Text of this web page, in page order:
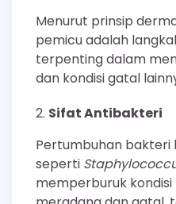
Menurut prinsip
pemicu adalah
terpenting dalam
dan kondisi gatal
Sifat Antibakteri
Pertumbuhan bakteri
seperti
memperburuk kondisi